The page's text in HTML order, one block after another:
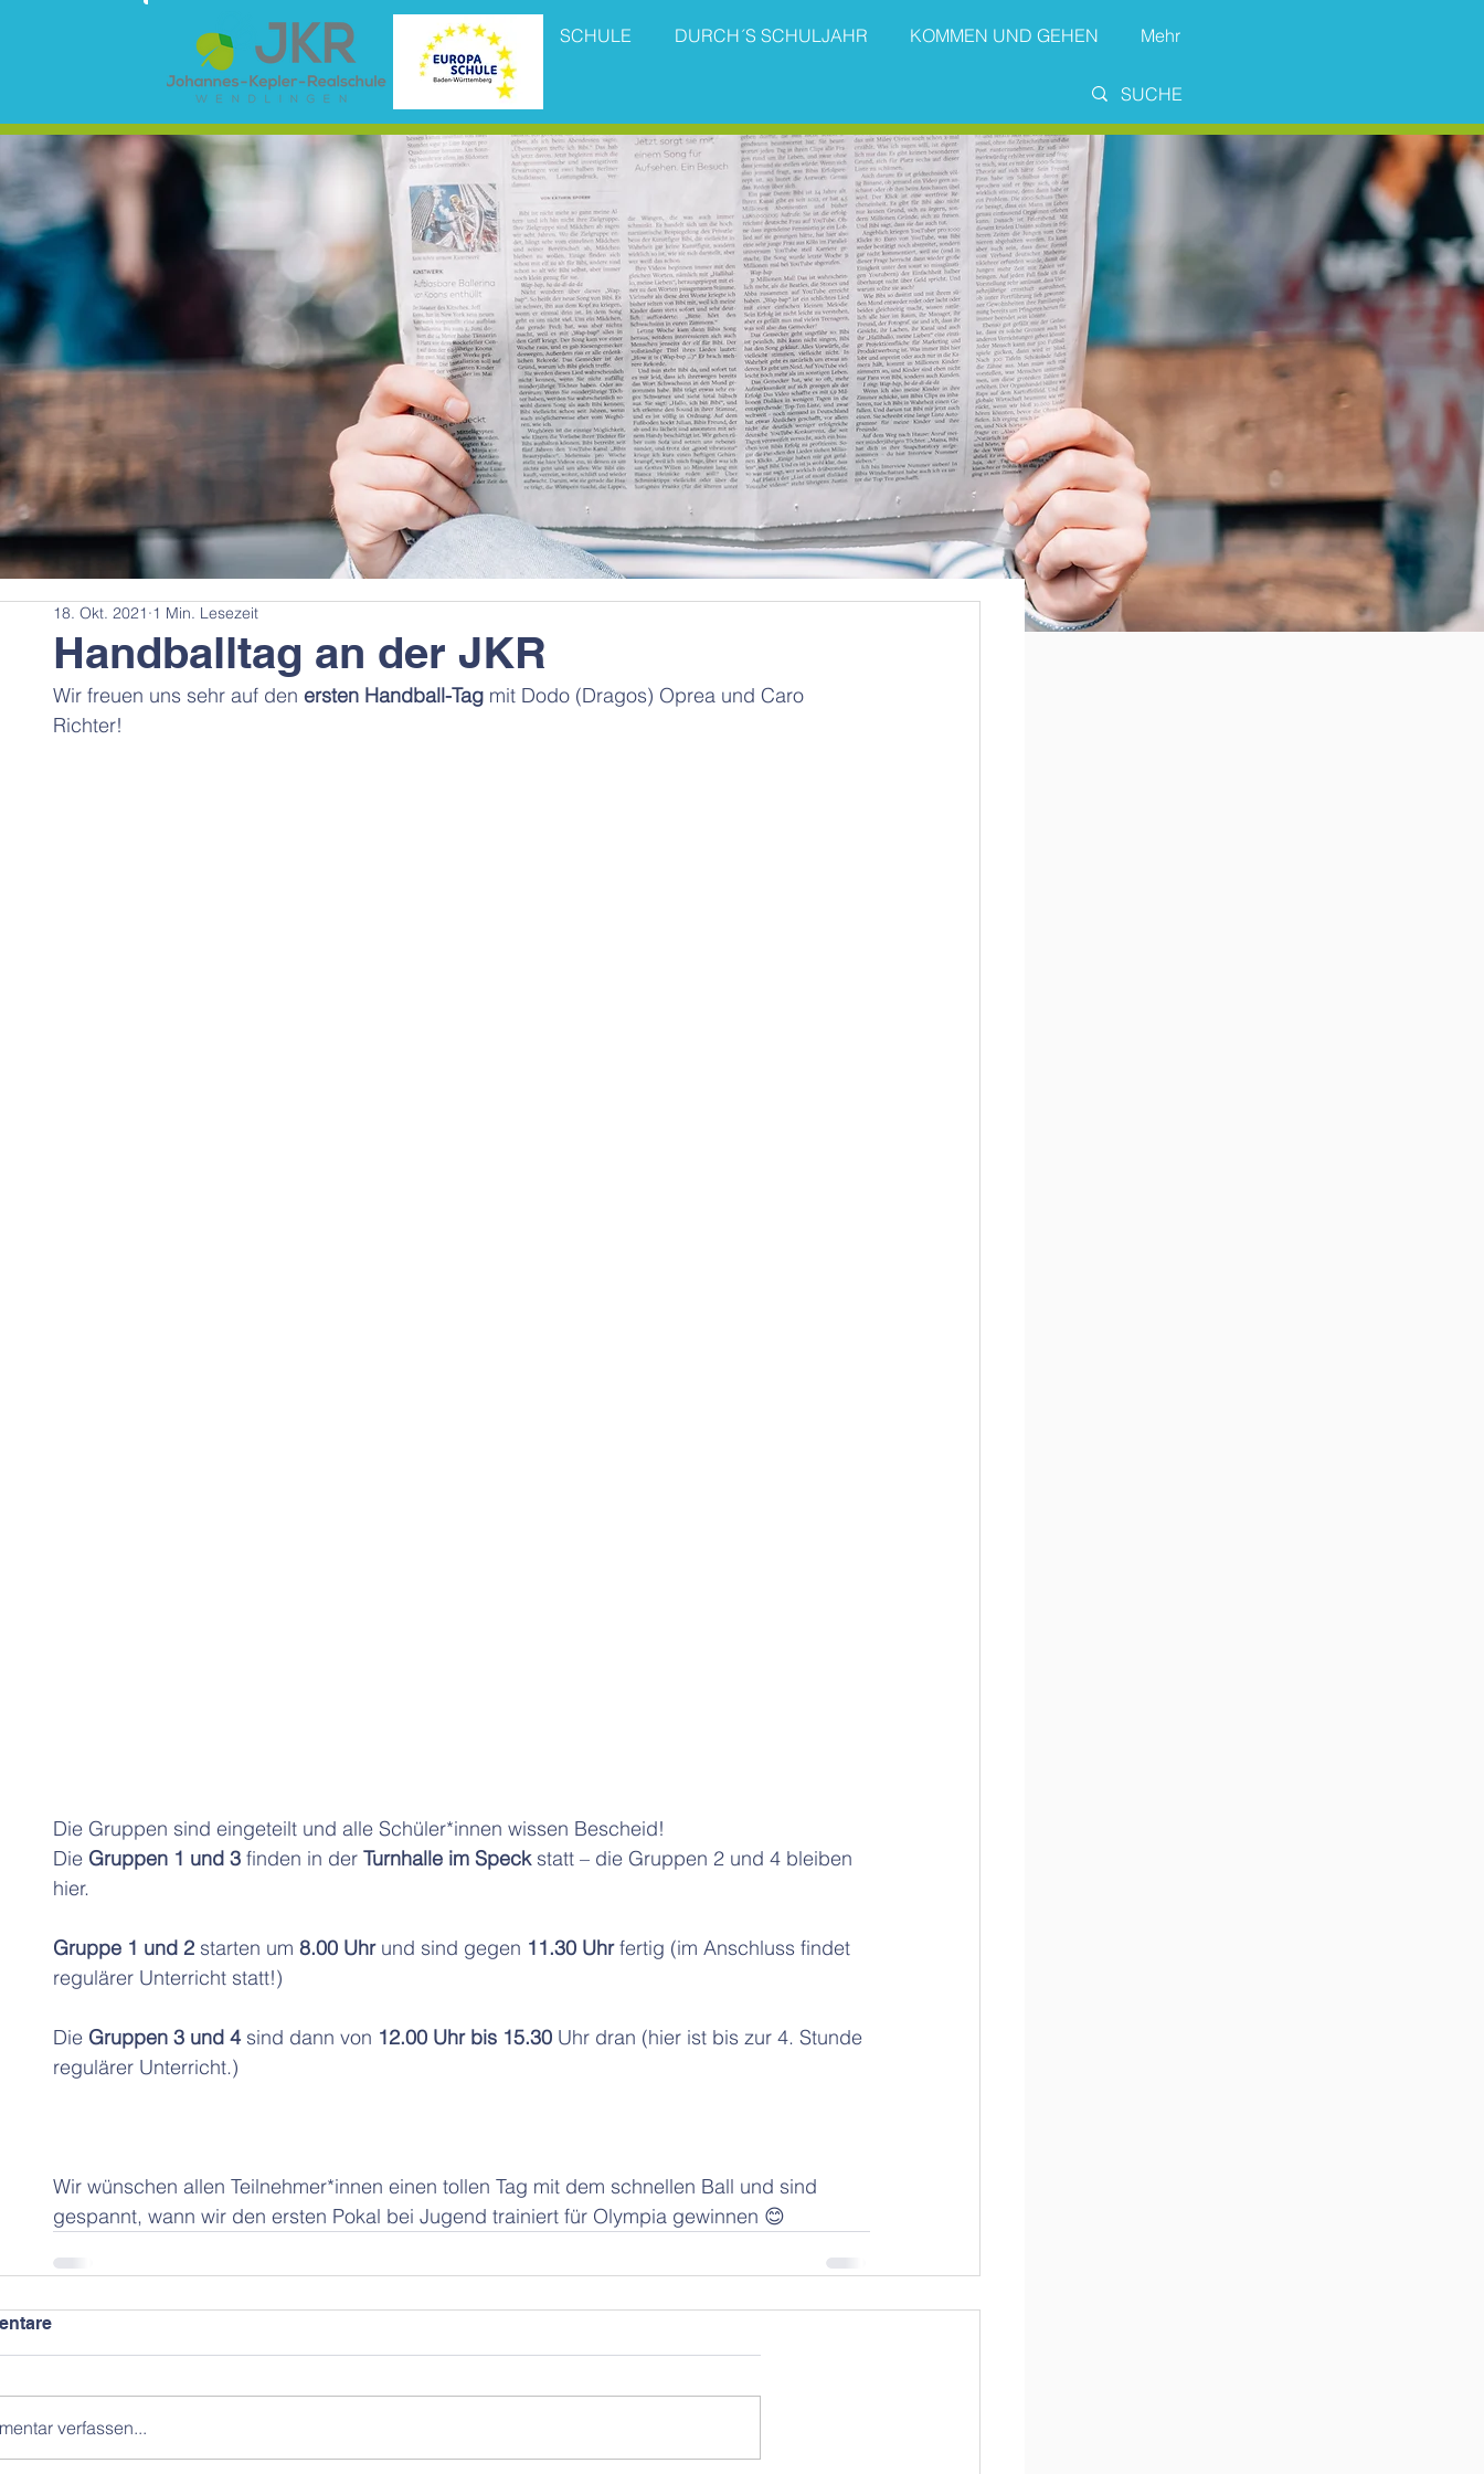
SCHULE DURCH´S SCHULJAHR KOMMEN UND GEHEN Mehr
Handballtag an der JKR
18. Okt. 2021 1 Min. Lesezeit
Wir freuen uns sehr auf den ersten Handball-Tag mit Dodo (Dragos) Oprea und Caro
Richter!
Die Gruppen sind eingeteilt und alle Schüler*innen wissen Bescheid!
Die Gruppen 1 und 3 finden in der Turnhalle im Speck statt – die Gruppen 2 und 4 bleiben
hier.
Gruppe 1 und 2 starten um 8.00 Uhr und sind gegen 11.30 Uhr fertig (im Anschluss findet
regulärer Unterricht statt!)
Die Gruppen 3 und 4 sind dann von 12.00 Uhr bis 15.30 Uhr dran (hier ist bis zur 4. Stunde
regulärer Unterricht.)
Wir wünschen allen Teilnehmer*innen einen tollen Tag mit dem schnellen Ball und sind
gespannt, wann wir den ersten Pokal bei Jugend trainiert für Olympia gewinnen 😊
verfassen...